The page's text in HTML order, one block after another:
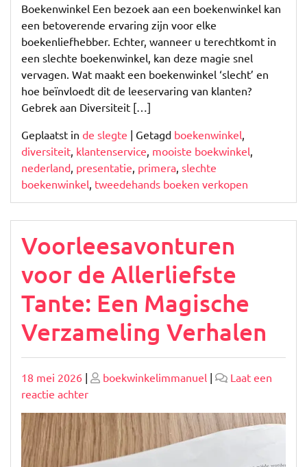
Boekenwinkel Een bezoek aan een boekenwinkel kan
een betoverende ervaring zijn voor elke
boekenliefhebber. Echter, wanneer u terechtkomt in
een slechte boekenwinkel, kan deze magie snel
vervagen. Wat maakt een boekenwinkel ‘slecht’ en
hoe beïnvloedt dit de leeservaring van klanten?
Gebrek aan Diversiteit […]
Geplaatst in de slegte | Getagd boekenwinkel,
diversiteit, klantenservice, mooiste boekwinkel,
nederland, presentatie, primera, slechte
boekenwinkel, tweedehands boeken verkopen
Voorleesavonturen
voor de Allerliefste
Tante: Een Magische
Verzameling Verhalen
Geplaatst
op
18 mei 2026 | Geplaatst
boekwinkelimmanuel |
Laat een
reactie achterop
Voorleesavonturen
voor
de
Allerliefste